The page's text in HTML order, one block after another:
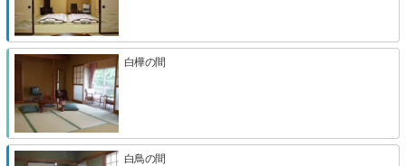
白樺の間
白鳥の間